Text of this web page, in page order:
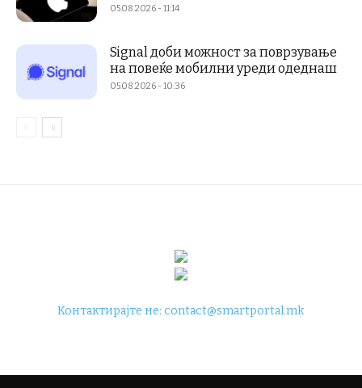
05.08.2026 - 11:14
Signal доби можност за поврзување
на повеќе мобилни уреди одеднаш
05.08.2026 - 10:36
Контактирајте не:contact@smartportal.mk